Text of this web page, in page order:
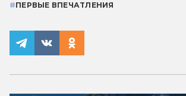
#ПЕРВЫЕ ВПЕЧАТЛЕНИЯ